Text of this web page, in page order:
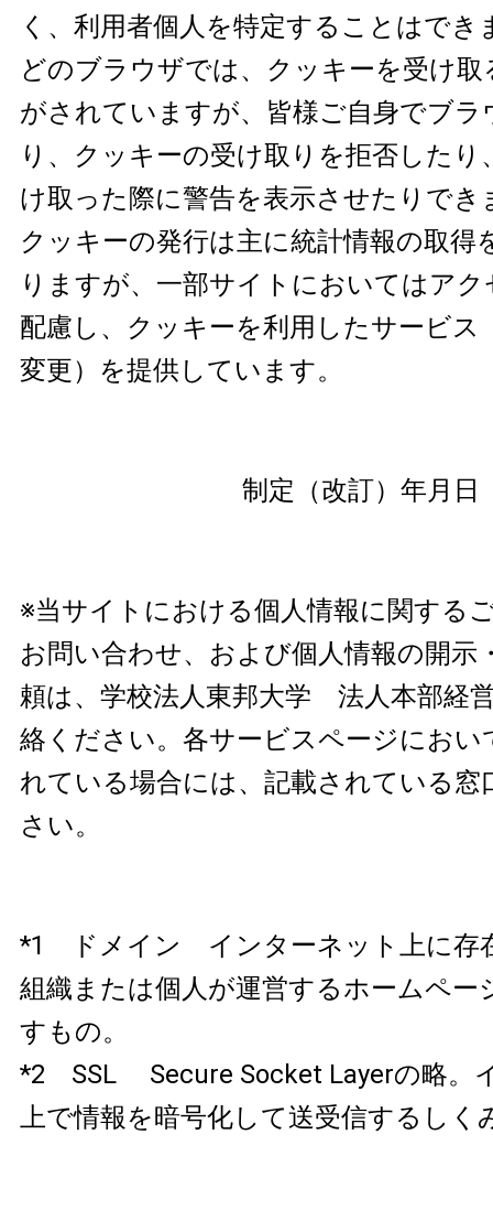
く、利用者個人を特定することはでき
どのブラウザでは、クッキーを受け取
がされていますが、皆様ご自身でブラ
り、クッキーの受け取りを拒否したり
け取った際に警告を表示させたりでき
クッキーの発行は主に統計情報の取得
りますが、一部サイトにおいてはア
配慮し、クッキーを利用したサービス
変更）を提供しています。
制定（改訂）年月
※当サイトにおける個人情報に関する
お問い合わせ、および個人情報の開示
頼は、学校法人東邦大学 法人本部経
絡ください。各サービスページにおい
れている場合には、記載されている窓
さい。
*1 ドメイン インターネット上に存
組織または個人が運営するホームペー
すもの。
*2 SSL Secure Socket Layerの略。
上で情報を暗号化して送受信するしく